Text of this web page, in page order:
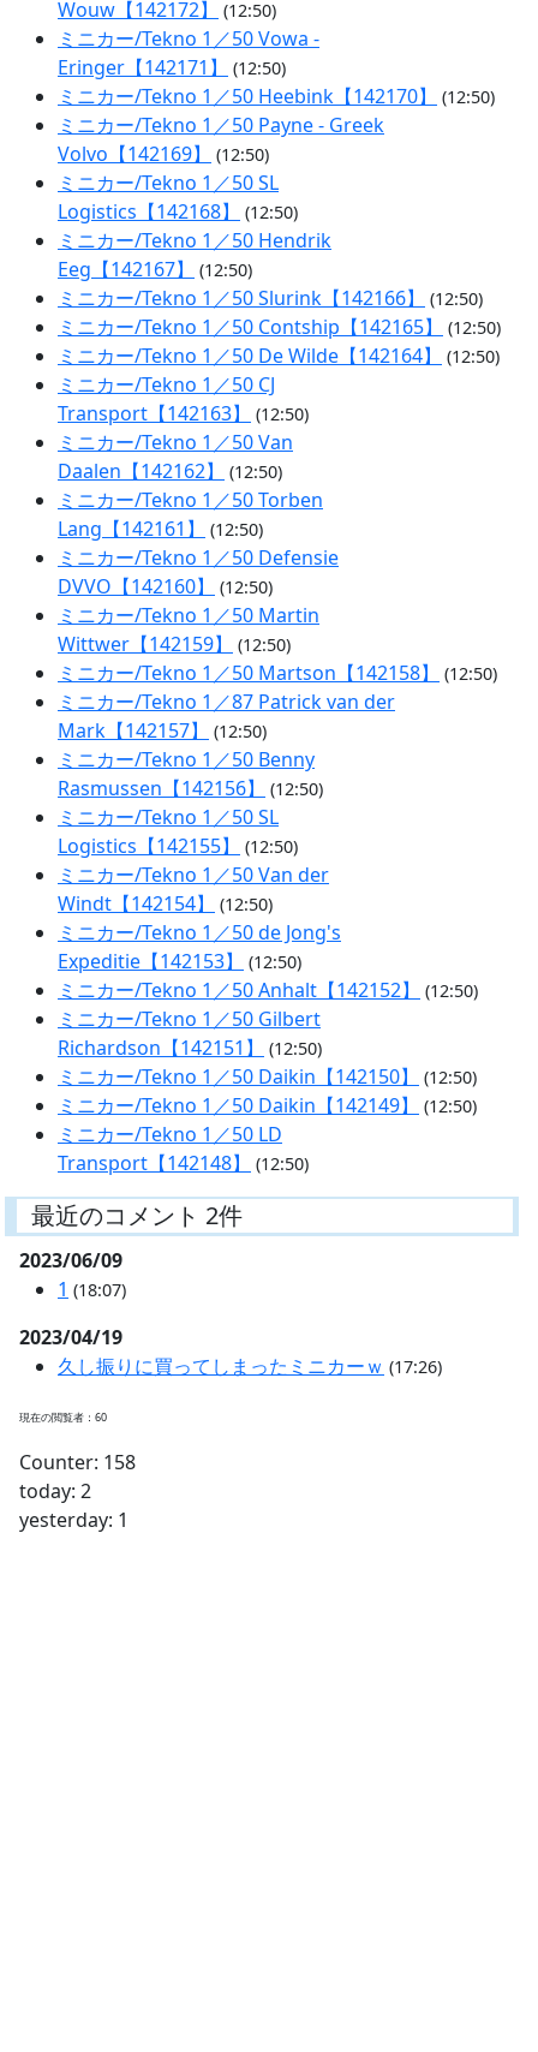
Wouw【142172】
(12:50)
ミニカー/Tekno 1／50 Vowa -
Eringer【142171】
(12:50)
ミニカー/Tekno 1／50 Heebink【142170】 (12:50)
ミニカー/Tekno 1／50 Payne - Greek
Volvo【142169】
(12:50)
ミニカー/Tekno 1／50 SL
Logistics【142168】
(12:50)
ミニカー/Tekno 1／50 Hendrik
Eeg【142167】
(12:50)
ミニカー/Tekno 1／50 Slurink【142166】 (12:50)
ミニカー/Tekno 1／50 Contship【142165】 (12:50)
ミニカー/Tekno 1／50 De Wilde【142164】 (12:50)
ミニカー/Tekno 1／50 CJ
Transport【142163】
(12:50)
ミニカー/Tekno 1／50 Van
Daalen【142162】
(12:50)
ミニカー/Tekno 1／50 Torben
Lang【142161】
(12:50)
ミニカー/Tekno 1／50 Defensie
DVVO【142160】
(12:50)
ミニカー/Tekno 1／50 Martin
Wittwer【142159】
(12:50)
ミニカー/Tekno 1／50 Martson【142158】 (12:50)
ミニカー/Tekno 1／87 Patrick van der
Mark【142157】
(12:50)
ミニカー/Tekno 1／50 Benny
Rasmussen【142156】
(12:50)
ミニカー/Tekno 1／50 SL
Logistics【142155】
(12:50)
ミニカー/Tekno 1／50 Van der
Windt【142154】
(12:50)
ミニカー/Tekno 1／50 de Jong's
Expeditie【142153】
(12:50)
ミニカー/Tekno 1／50 Anhalt【142152】 (12:50)
ミニカー/Tekno 1／50 Gilbert
Richardson【142151】
(12:50)
ミニカー/Tekno 1／50 Daikin【142150】 (12:50)
ミニカー/Tekno 1／50 Daikin【142149】 (12:50)
ミニカー/Tekno 1／50 LD
Transport【142148】
(12:50)
最近のコメント 2件
2023/06/09
1 (18:07)
2023/04/19
久し振りに買ってしまったミニカーｗ (17:26)
現在の閲覧者：60
Counter: 158
today: 2
yesterday: 1